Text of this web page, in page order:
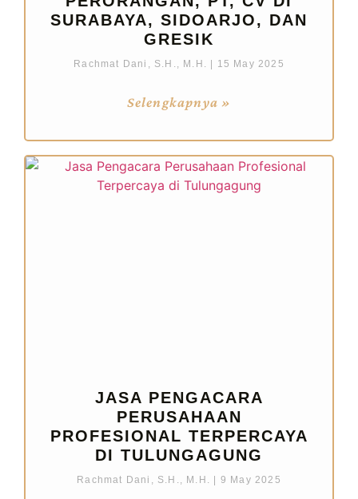
SURABAYA, SIDOARJO, DAN
GRESIK
Rachmat Dani, S.H., M.H. 15 May 2025
Selengkapnya »
JASA PENGACARA
PERUSAHAAN
PROFESIONAL TERPERCAYA
DI TULUNGAGUNG
Rachmat Dani, S.H., M.H. 9 May 2025